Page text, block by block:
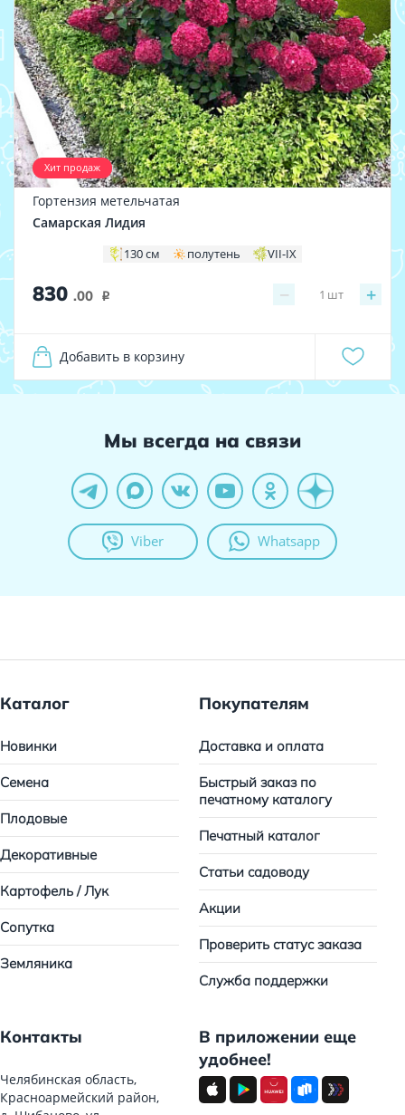
Хит продаж
Гортензия метельчатая
Самарская Лидия
130 см полутень VII-IX
830 .00 i − +
1 шт
Добавить в корзину
Мы всегда на связи
Viber Whatsapp
Каталог
Новинки
Семена
Плодовые
Декоративные
Картофель / Лук
Сопутка
Земляника
Покупателям
Доставка и оплата
Быстрый заказ по
печатному каталогу
Печатный каталог
Статьи садоводу
Акции
Проверить статус заказа
Служба поддержки
Контакты
Челябинская область,
Красноармейский район,
В приложении еще
удобнее!